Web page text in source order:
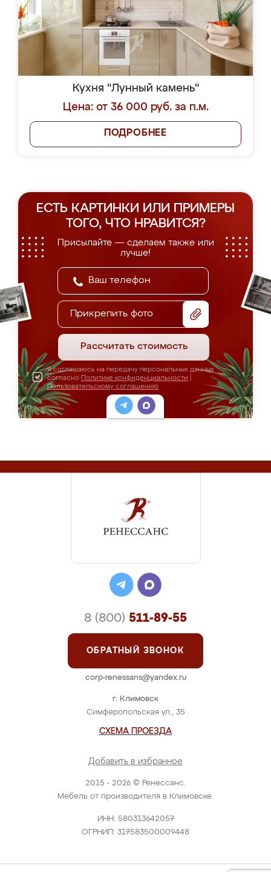
Кухня "Лунный камень"
Цена: от 36 000 руб. за п.м.
ПОДРОБНЕЕ
ЕСТЬ КАРТИНКИ ИЛИ ПРИМЕРЫ
ТОГО, ЧТО НРАВИТСЯ?
Присылайте — сделаем также или
лучше!
Прикрепить фото
Рассчитать стоимость
Я соглашаюсь на передачу персональных данных
согласно Политике конфиденциальности
Пользовательскому соглашению
2015 - 2026 © Ренессанс.
Мебель от производителя в Климовске.
ИНН: 580313642057
ОГРНИП: 317583500009448
г. Климовск
Симферопольская ул., 35
СХЕМА ПРОЕЗДА
Добавить в избранное
8 (800) 511-89-55
ОБРАТНЫЙ ЗВОНОК
corp-renessans@yandex.ru